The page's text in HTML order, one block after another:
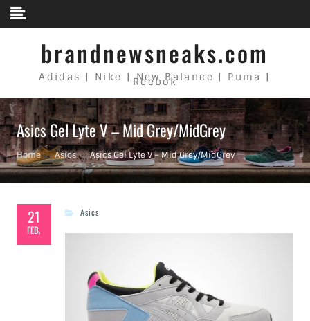
Skip to content
brandnewsneaks.com
Adidas | Nike | New Balance | Puma |
Reebok
Asics Gel Lyte V – Mid Grey/MidGrey
Home Asics Asics Gel Lyte V – Mid Grey/MidGrey
21
FEB.
Asics